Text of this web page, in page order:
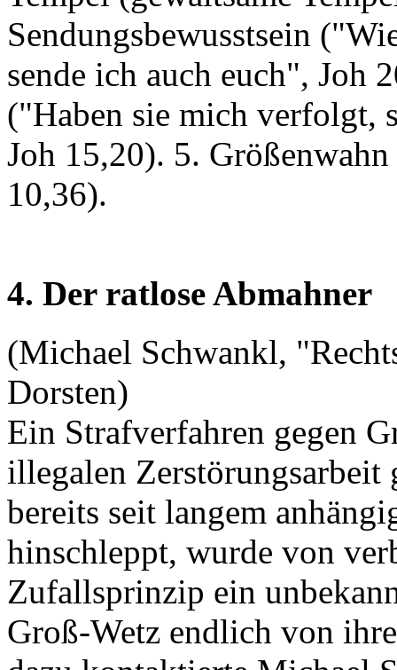
Sendungsbewusstsein
sende ich auch euch", Joh
("Haben sie mich verfolgt,
Joh 15,20). 5.
10,36).
4. Der ratlose Abmahner
(Michael Schwankl,
Dorsten)
Ein Strafverfahren gegen
illegalen
bereits seit langem
hinschleppt, wurde von
Zufallsprinzip ein
Groß-Wetz endlich von